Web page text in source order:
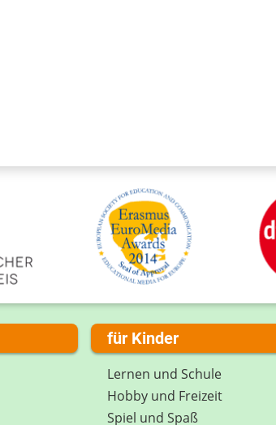
für Kinder
Lernen und Schule
Hobby und Freizeit
Spiel und Spaß